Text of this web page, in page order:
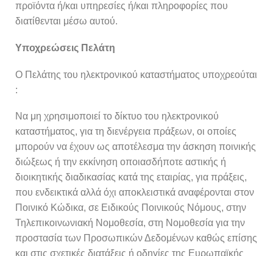
προϊόντα ή/και υπηρεσίες ή/και πληροφορίες που
διατίθενται μέσω αυτού.
Υποχρεώσεις Πελάτη
Ο Πελάτης του ηλεκτρονικού καταστήματος υποχρεούται
:
Να μη χρησιμοποιεί το δίκτυο του ηλεκτρονικού
καταστήματος, για τη διενέργεια πράξεων, οι οποίες
μπορούν να έχουν ως αποτέλεσμα την άσκηση ποινικής
διώξεως ή την εκκίνηση οποιασδήποτε αστικής ή
διοικητικής διαδικασίας κατά της εταιρίας, για πράξεις,
που ενδεικτικά αλλά όχι αποκλειστικά αναφέρονται στον
Ποινικό Κώδικα, σε Ειδικούς Ποινικούς Νόμους, στην
Τηλεπικοινωνιακή Νομοθεσία, στη Νομοθεσία για την
προστασία των Προσωπικών Δεδομένων καθώς επίσης
και στις σχετικές διατάξεις ή οδηγίες της Ευρωπαϊκής